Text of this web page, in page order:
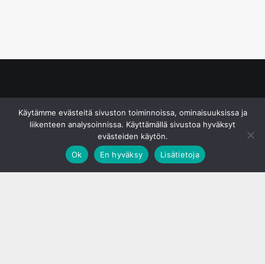
Käytämme evästeitä sivuston toiminnoissa, ominaisuuksissa ja
liikenteen analysoinnissa. Käyttämällä sivustoa hyväksyt
evästeiden käytön.
Ok
En hyväksy Lisätietoja